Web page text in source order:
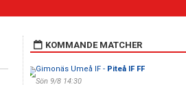
KOMMANDE MATCHER
Gimonäs Umeå IF - Piteå IF FF
Sön 9/8 14:30